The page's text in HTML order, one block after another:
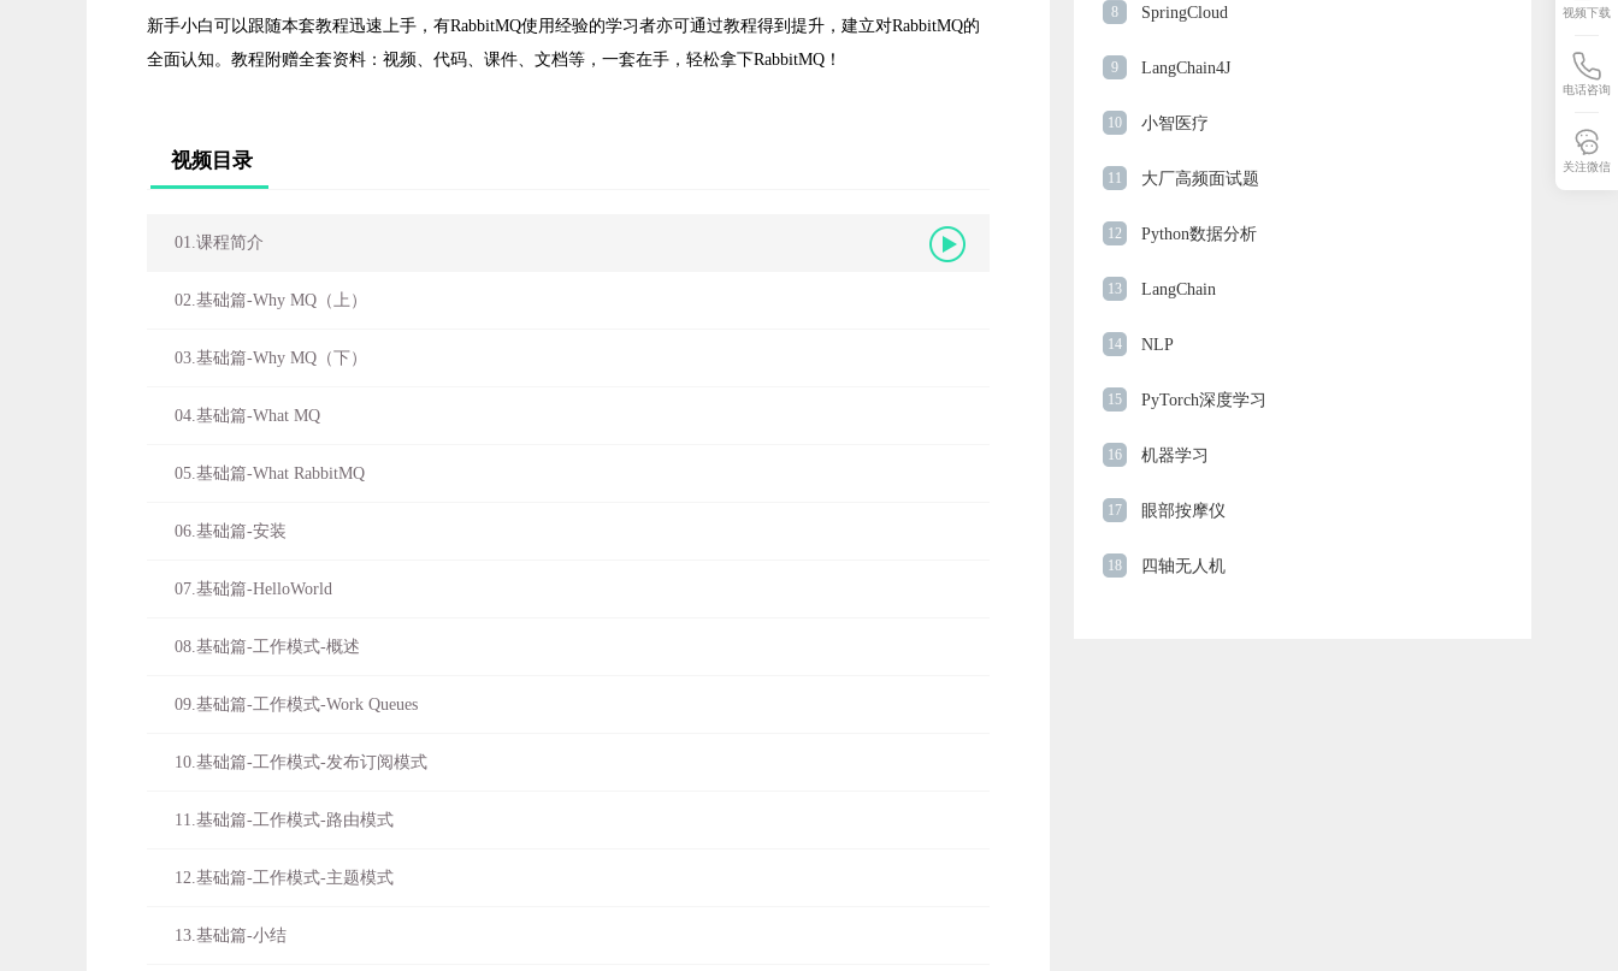
新手小白可以跟随本套教程迅速上手，有RabbitMQ使用经验的学习者亦可通过教程得到提升，建立对RabbitMQ的
全面认知。教程附赠全套资料：视频、代码、课件、文档等，一套在手，轻松拿下RabbitMQ！
视频目录
01.课程简介
02.基础篇-Why MQ（上）
03.基础篇-Why MQ（下）
04.基础篇-What MQ
05.基础篇-What RabbitMQ
06.基础篇-安装
07.基础篇-HelloWorld
08.基础篇-工作模式-概述
09.基础篇-工作模式-Work Queues
10.基础篇-工作模式-发布订阅模式
11.基础篇-工作模式-路由模式
12.基础篇-工作模式-主题模式
13.基础篇-小结
8 SpringCloud
9 LangChain4J
10 小智医疗
11 大厂高频面试题
12 Python数据分析
13 LangChain
14 NLP
15 PyTorch深度学习
16 机器学习
17 眼部按摩仪
18 四轴无人机
视频下载
电话咨询
关注微信